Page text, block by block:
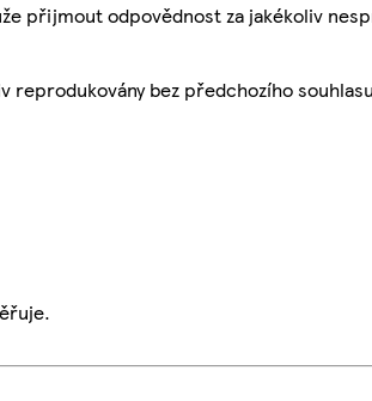
přijmout odpovědnost za jakékoliv
bez předchozího